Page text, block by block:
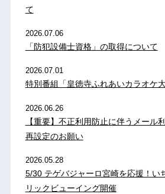
て
2026.07.06
「防犯設備士資格」の取得について
2026.07.01
特別番組「皇徳寺ふれあいカラオケ大
2026.06.26
【重要】不正利用防止に伴うメール
再設定のお願い
2026.05.28
5/30 テゲバジャーロ宮崎を応援！
リックビューイング開催